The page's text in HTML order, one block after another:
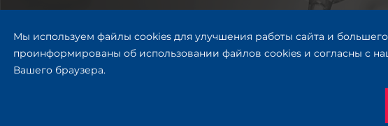
Мы используем файлы cookies для улучшения работы сайта и
проинформированы об использовании файлов cookies и согласны с
Вашего браузера.
Приемная комиссия